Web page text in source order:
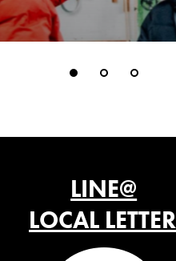
LINE@
LOCAL LETTER